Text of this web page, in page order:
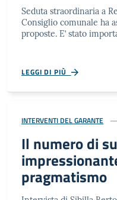
Seduta straordinaria a
Consiglio comunale ha
proposte. E’ stato
LEGGI DI PIÙ
INTERVENTI DEL GARANTE
Il numero di
pragmatismo